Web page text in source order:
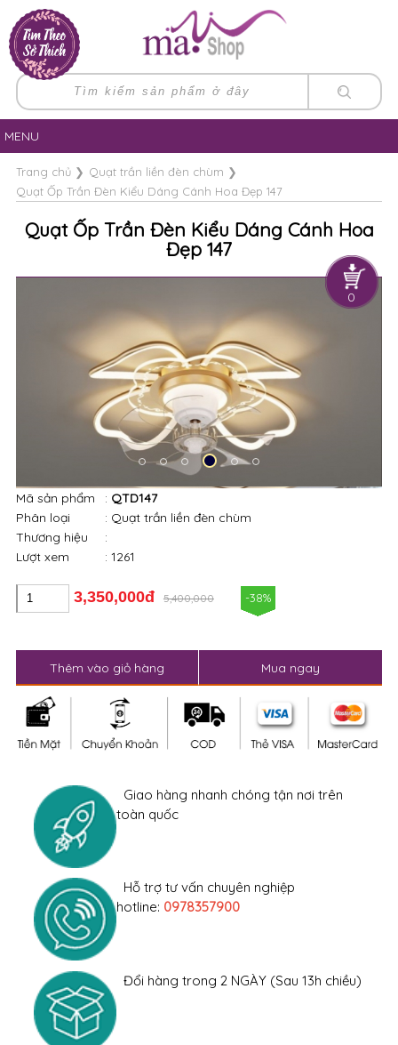
0
MENU
Trang chủ❯ Quạt trần liền đèn chùm ❯
Quạt Ốp Trần Đèn Kiểu Dáng Cánh Hoa Đẹp 147
Quạt Ốp Trần Đèn Kiểu Dáng Cánh Hoa
Đẹp 147
Mã sản phẩm : QTD147
Phân loại
: Quạt trần liền đèn chùm
Thương hiệu
:
Lượt xem
: 1261
3,350,000đ 5,400,000 -38%
Thêm vào giỏ hàng Mua ngay
Giao hàng nhanh chóng tận nơi trên
toàn quốc
Hỗ trợ tư vấn chuyên nghiệp
hotline: 0978357900
Đổi hàng trong 2 NGÀY (Sau 13h chiều)